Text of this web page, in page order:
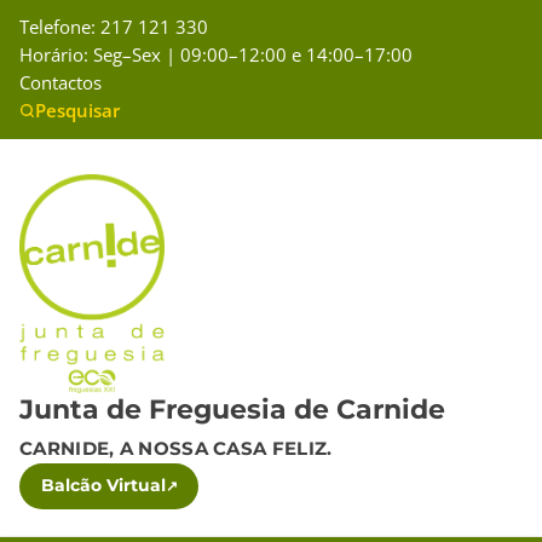
Telefone: 217 121 330
Horário: Seg–Sex | 09:00–12:00 e 14:00–17:00
Contactos
Pesquisar
Junta de Freguesia de Carnide
CARNIDE, A NOSSA CASA FELIZ.
Balcão Virtual